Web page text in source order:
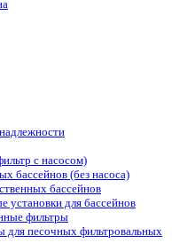
с насосом)
бассейнов (без насоса)
бассейнов
установки для бассейнов
фильтры
для песочных фильтровальных